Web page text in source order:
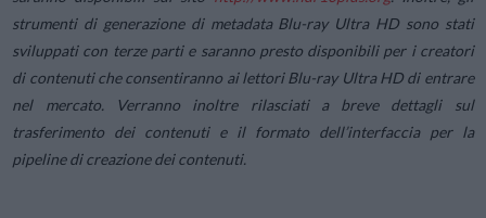
strumenti di generazione di metadata Blu-ray Ultra HD sono stati
sviluppati con terze parti e saranno presto disponibili per i creatori
di contenuti che consentiranno ai lettori Blu-ray Ultra HD di entrare
nel mercato. Verranno inoltre rilasciati a breve dettagli sul
trasferimento dei contenuti e il formato dell’interfaccia per la
pipeline di creazione dei contenuti.